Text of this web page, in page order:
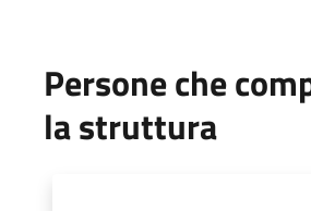
Persone che
la struttura